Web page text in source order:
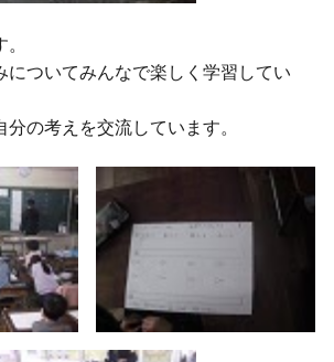
についてみんなで楽しく学習してい
の考えを交流しています。